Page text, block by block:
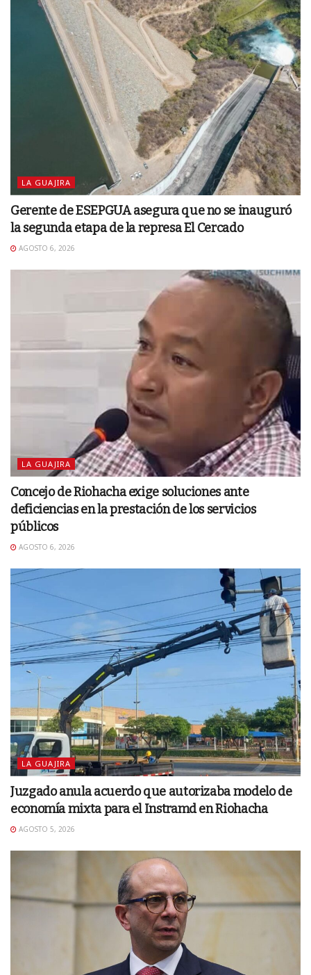
LA GUAJIRA
Gerente de ESEPGUA asegura que no se inauguró
la segunda etapa de la represa El Cercado
AGOSTO 6, 2026
LA GUAJIRA
Concejo de Riohacha exige soluciones ante
deficiencias en la prestación de los servicios
públicos
AGOSTO 6, 2026
LA GUAJIRA
Juzgado anula acuerdo que autorizaba modelo de
economía mixta para el Instramd en Riohacha
AGOSTO 5, 2026